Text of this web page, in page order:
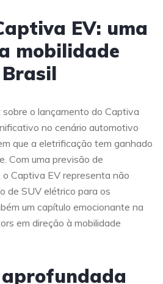
EV: uma
mobilidade
o lançamento do Captiva
no cenário automotivo
que a eletrificação tem ganhado
Com uma previsão de
Captiva EV representa não
de SUV elétrico para os
um capítulo emocionante na
em direção à mobilidade